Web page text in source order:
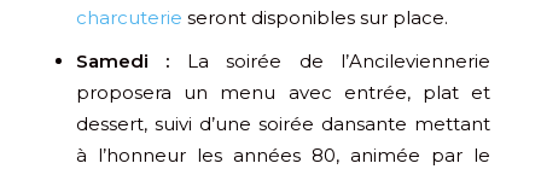
charcuterie seront disponibles sur place.
Samedi : La soirée de l’Ancileviennerie
proposera un menu avec entrée, plat et
dessert, suivi d’une soirée dansante mettant
à l’honneur les années 80, animée par le